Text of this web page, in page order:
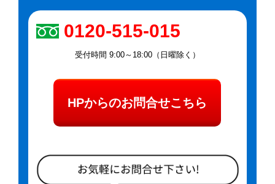
0120-515-015
受付時間 9:00～18:00（日曜除く）
HPからのお問合せこちら